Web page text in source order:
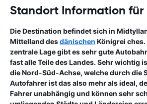
Standort Information für
Die Destination befindet sich in
Mittelland desdänischen Königrei
zentrale Lage gibt es sehr gute
fast alle Teile des Landes. Sehr wichtig
die Nord-Süd-Achse, welche durch die
Autofahrer ist das also mehr als ideal,
Fahrer unabhängig und können sehr